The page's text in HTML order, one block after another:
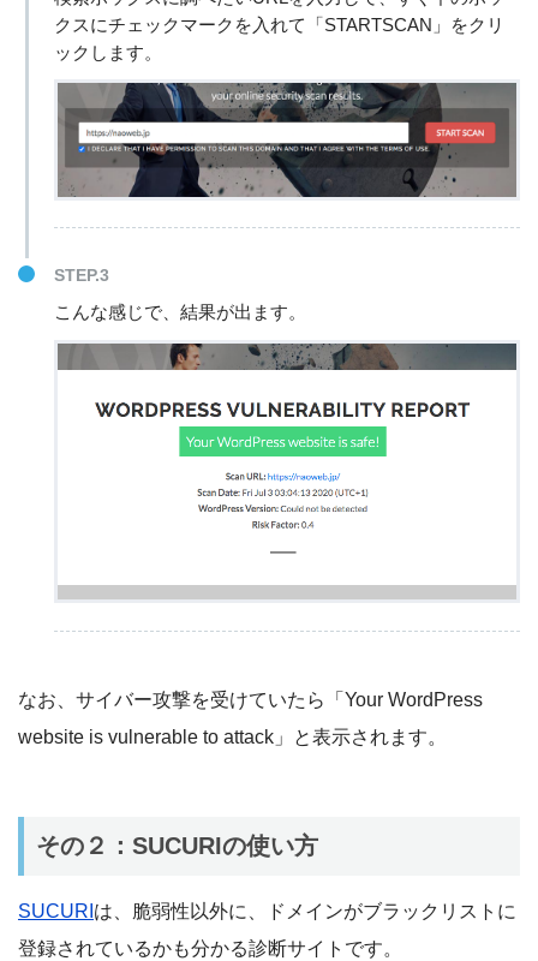
クスにチェックマークを入れて「STARTSCAN」をクリ
ックします。
STEP.3
こんな感じで、結果が出ます。
なお、サイバー攻撃を受けていたら「Your WordPress
website is vulnerable to attack」と表示されます。
その２：SUCURIの使い方
SUCURIは、脆弱性以外に、ドメインがブラックリストに
登録されているかも分かる診断サイトです。